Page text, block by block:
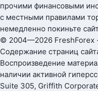
прочими финансовыми
с местными правилами
немедленно покиньте
© 2004—2026 FreshForex
Содержание страниц
Воспроизведение
наличии активной
Suite 305, Griffith